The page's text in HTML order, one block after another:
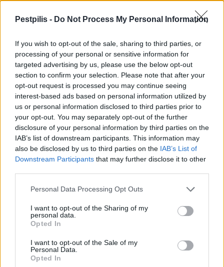
Pestpilis - Do Not Process My Personal Information
If you wish to opt-out of the sale, sharing to third parties, or
processing of your personal or sensitive information for
targeted advertising by us, please use the below opt-out
section to confirm your selection. Please note that after your
opt-out request is processed you may continue seeing
interest-based ads based on personal information utilized by
us or personal information disclosed to third parties prior to
your opt-out. You may separately opt-out of the further
disclosure of your personal information by third parties on the
IAB’s list of downstream participants. This information may
also be disclosed by us to third parties on the IAB’s List of
Downstream Participants that may further disclose it to other
Personal Data Processing Opt Outs
I want to opt-out of the Sharing of my
personal data.
Opted In
I want to opt-out of the Sale of my
Personal Data.
Opted In
autópálya útépítés M1-es autópálya Bicske
M1 bővítés: már zajlik a teljesen új Bicske Kelet
csomópont építése
Tizenegy meglévő csomópontot korszerűsít és négy új,
különszintű csomópontot hoz létre az MKIF az M1-es
bővítésénél.
csomópont épül Angyalföldön
Másfélszeresére bővítik
Hódmezővásárhely jó hírű református